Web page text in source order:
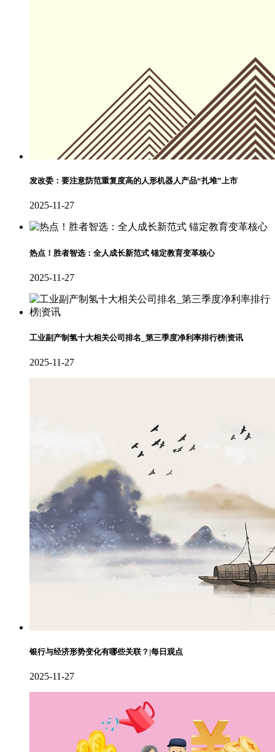
发改委：要注意防范重复度高的人形机器人产品“扎堆”上市
2025-11-27
热点！胜者智选：全人成长新范式 锚定教育变革核心
2025-11-27
工业副产制氢十大相关公司排名_第三季度净利率排行榜|资讯
2025-11-27
银行与经济形势变化有哪些关联？|每日观点
2025-11-27